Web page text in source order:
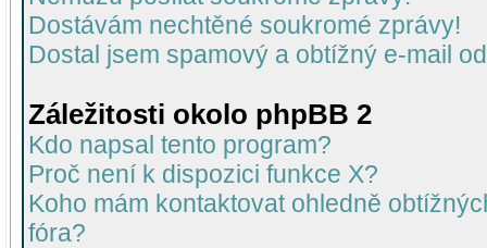
Dostávám nechtěné soukromé zprávy!
Dostal jsem spamový a obtížný e-mail
Záležitosti okolo phpBB 2
Kdo napsal tento program?
Proč není k dispozici funkce X?
Koho mám kontaktovat ohledně
fóra?